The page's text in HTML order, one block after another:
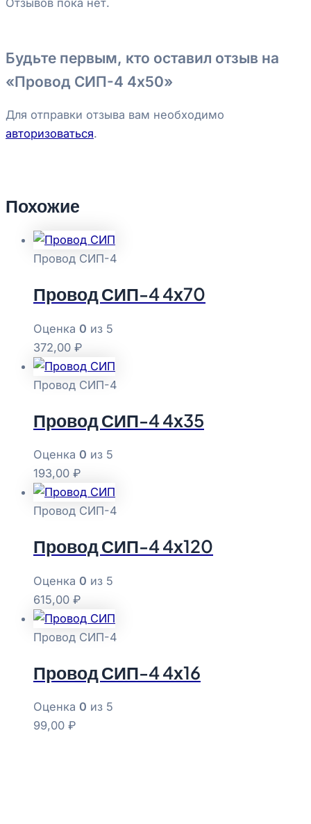
Отзывов пока нет.
Будьте первым, кто оставил отзыв на
«Провод СИП-4 4х50»
Для отправки отзыва вам необходимо
авторизоваться.
Похожие
Провод СИП-4
Провод СИП-4 4х70
Оценка 0 из 5
372,00 ₽
Провод СИП-4
Провод СИП-4 4х35
Оценка 0 из 5
193,00 ₽
Провод СИП-4
Провод СИП-4 4х120
Оценка 0 из 5
615,00 ₽
Провод СИП-4
Провод СИП-4 4х16
Оценка 0 из 5
99,00 ₽